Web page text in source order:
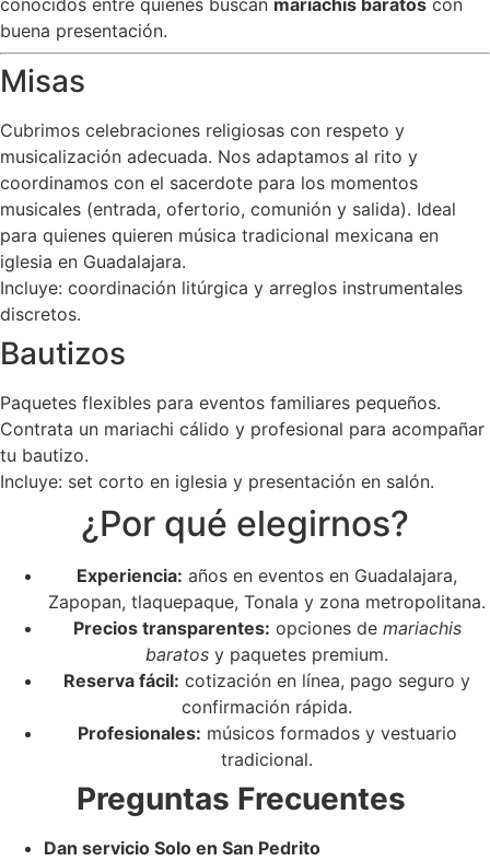
buena presentación.
Misas
Cubrimos celebraciones religiosas con respeto y
musicalización adecuada. Nos adaptamos al rito y
coordinamos con el sacerdote para los momentos
musicales (entrada, ofertorio, comunión y salida). Ideal
para quienes quieren música tradicional mexicana en
iglesia en Guadalajara.
Incluye: coordinación litúrgica y arreglos instrumentales
discretos.
Bautizos
Paquetes flexibles para eventos familiares pequeños.
Contrata un mariachi cálido y profesional para acompañar
tu bautizo.
Incluye: set corto en iglesia y presentación en salón.
¿Por qué elegirnos?
Experiencia: años en eventos en Guadalajara,
Zapopan, tlaquepaque, Tonala y zona metropolitana.
Precios transparentes: opciones de mariachis
baratos y paquetes premium.
Reserva fácil: cotización en línea, pago seguro y
confirmación rápida.
Profesionales: músicos formados y vestuario
tradicional.
Preguntas Frecuentes
Dan servicio Solo en San Pedrito